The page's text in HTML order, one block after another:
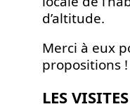
d’altitude.
Merci à eux
propositions !
LES VISITES